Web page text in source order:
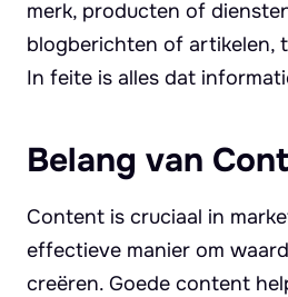
merk, producten of
blogberichten of artikelen,
In feite is alles dat
Belang van
Content is cruciaal in
effectieve manier om
creëren. Goede content